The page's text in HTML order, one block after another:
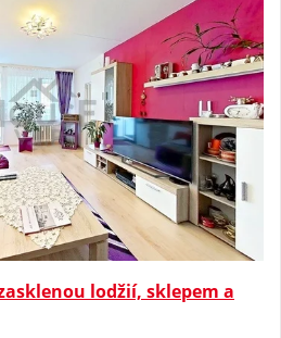
lodžií, sklepem a